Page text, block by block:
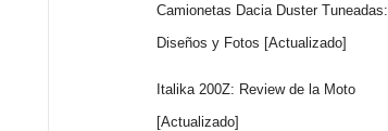
Camionetas Dacia Duster Tuneadas:
Diseños y Fotos [Actualizado]
Italika 200Z: Review de la Moto
[Actualizado]